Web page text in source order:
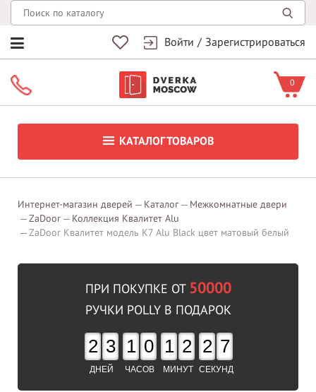
Войти / Зарегистрироваться
0
КАТАЛОГ ТОВАРОВ
Интернет-магазин дверей Каталог
Межкомнатные двери
ZaDoor
Коллекция Квалитет Alu
ZaDoor Квалитет модель K7 Alu Black цвет матовый белый
ПРИ ПОКУПКЕ ОТ 50000
РУЧКИ POLLY В ПОДАРОК
2 3
ДНЕЙ
1 0
ЧАСОВ
1 2
МИНУТ
2 6
СЕКУНД